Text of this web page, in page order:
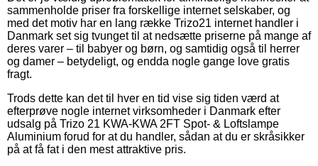
sammenholde priser fra forskellige internet selskaber, og
med det motiv har en lang række Trizo21 internet handler i
Danmark set sig tvunget til at nedsætte priserne på mange af
deres varer – til babyer og børn, og samtidig også til herrer
og damer – betydeligt, og endda nogle gange love gratis
fragt.
Trods dette kan det til hver en tid vise sig tiden værd at
efterprøve nogle internet virksomheder i Danmark efter
udsalg på Trizo 21 KWA-KWA 2FT Spot- & Loftslampe
Aluminium forud for at du handler, sådan at du er skråsikker
på at få fat i den mest attraktive pris.